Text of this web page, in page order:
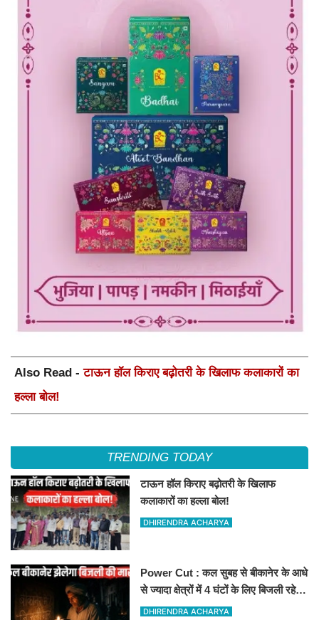
Also Read -टाऊन हॉल किराए बढ़ोतरी के खिलाफ कलाकारों का
हल्ला बोल!
TRENDING TODAY
टाऊन हॉल किराए बढ़ोतरी के खिलाफ
कलाकारों का हल्ला बोल!
DHIRENDRA ACHARYA
Power Cut : कल सुबह से बीकानेर के आधे
से ज्यादा क्षेत्रों में 4 घंटों के लिए बिजली रहेगी
गुल
DHIRENDRA ACHARYA